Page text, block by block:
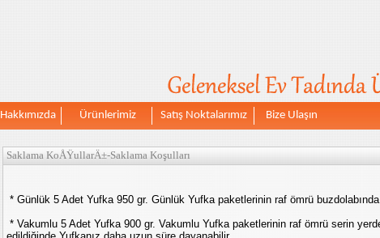
Hakkımızda Ürünlerimiz Satış Noktalarımız Bize Ulaşın
Saklama KoÅŸullarÄ±-Saklama Koşulları
* Günlük 5 Adet Yufka 950 gr. Günlük Yufka paketlerinin raf ömrü buzdolabında
* Vakumlu 5 Adet Yufka 900 gr. Vakumlu Yufka paketlerinin raf ömrü serin